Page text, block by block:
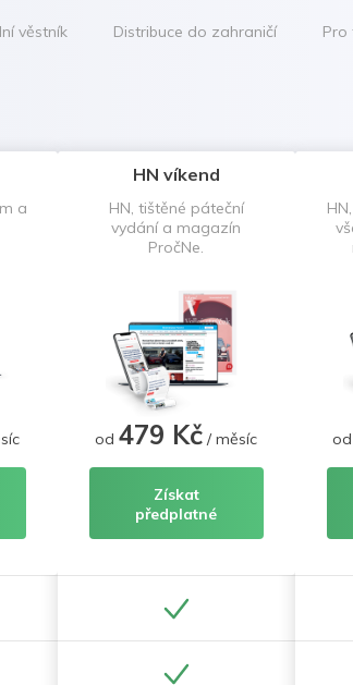
věstník Distribuce do zahraničí Pro
a
HN víkend
HN, tištěné páteční
vydání a magazín
PročNe.
od479 Kč / měsíc
Získat
předplatné
od